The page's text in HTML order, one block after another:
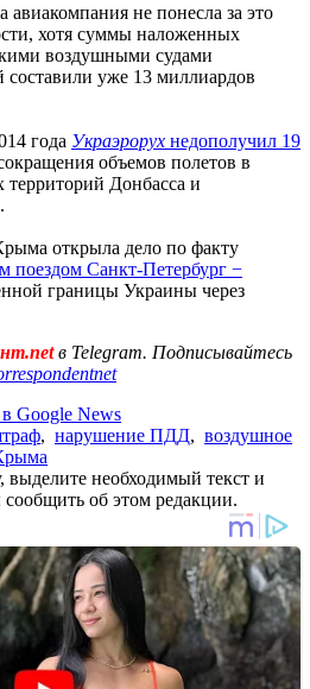
не понесла за это
хотя суммы наложенных
воздушными судами
составили уже 13 миллиардов
года Украэрорух недополучил 19
объемов полетов в
территорий Донбасса и
открыла дело по факту
поездом Санкт-Петербург −
границы Украины через
в Telegram. Подписывайтесь
Google News
, нарушение ПДД, воздушное
необходимый текст и
об этом редакции.